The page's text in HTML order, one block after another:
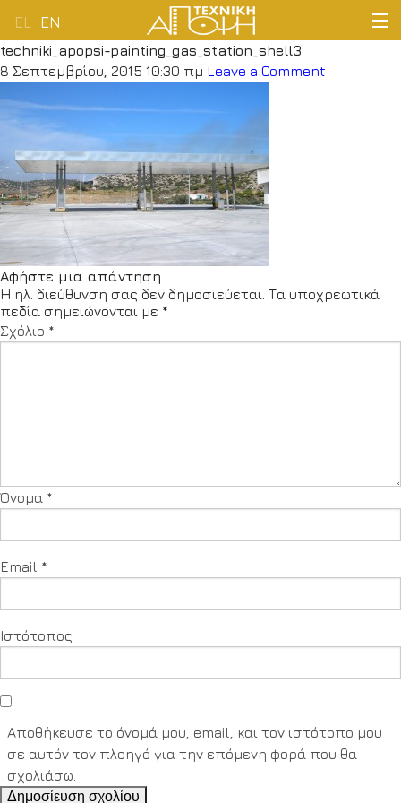
EL EN
ΑΡΧΙΚΗ
ΕΤΑΙΡΕΙΑ
ΔΡΑΣΤΗΡΙΟΤΗΤΕΣ
ΠΕΛΑΤΟΛΟΓΙΟ
ΝΕΑ
ΕΠΙΚΟΙΝΩΝΙΑ
techniki_apopsi-painting_gas_station_shell3
8 Σεπτεμβρίου, 2015 10:30 πμ Leave a Comment
Αφήστε μια απάντηση
Η ηλ. διεύθυνση σας δεν δημοσιεύεται. Τα υποχρεωτικά
πεδία σημειώνονται με *
Σχόλιο *
Όνομα *
Email *
Ιστότοπος
Αποθήκευσε το όνομά μου, email, και τον ιστότοπο μου
σε αυτόν τον πλοηγό για την επόμενη φορά που θα
σχολιάσω.